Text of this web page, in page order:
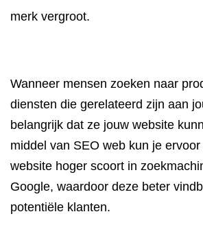
merk vergroot.
Wanneer mensen zoeken naar
diensten die gerelateerd zijn aan
belangrijk dat ze jouw website
middel van SEO web kun je
website hoger scoort in
Google, waardoor deze beter
potentiële klanten.